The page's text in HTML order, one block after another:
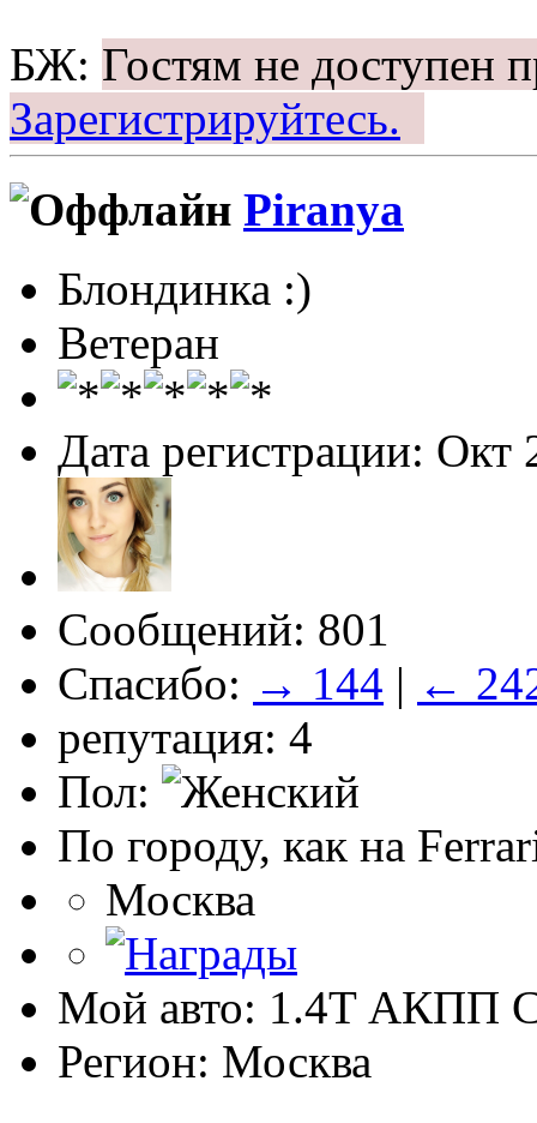
БЖ: Гостям не доступен
Зарегистрируйтесь.
Piranya
Блондинка :)
Ветеран
Дата регистрации: Окт
Сообщений: 801
Спасибо: → 144 | ←
репутация: 4
Пол:
По городу, как на
Москва
Мой авто: 1.4T АКПП
Регион: Москва